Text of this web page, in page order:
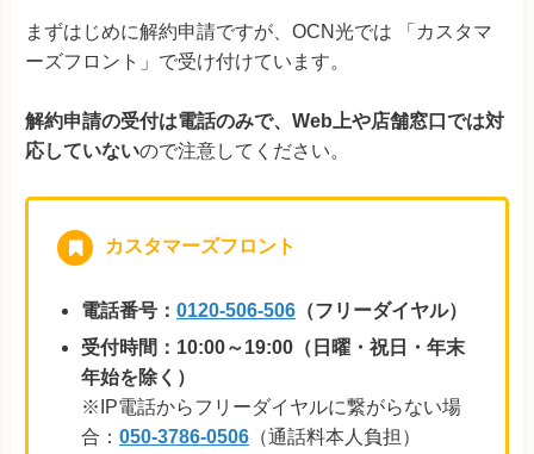
まずはじめに解約申請ですが、OCN光では 「カスタマ
ーズフロント」で受け付けています。
解約申請の受付は電話のみで、Web上や店舗窓口では対
応していないので注意してください。
カスタマーズフロント
電話番号： 0120-506-506 （フリーダイヤル）
受付時間：10:00～19:00（日曜・祝日・年末
年始を除く）
※IP電話からフリーダイヤルに繋がらない場
合： 050-3786-0506 （通話料本人負担）